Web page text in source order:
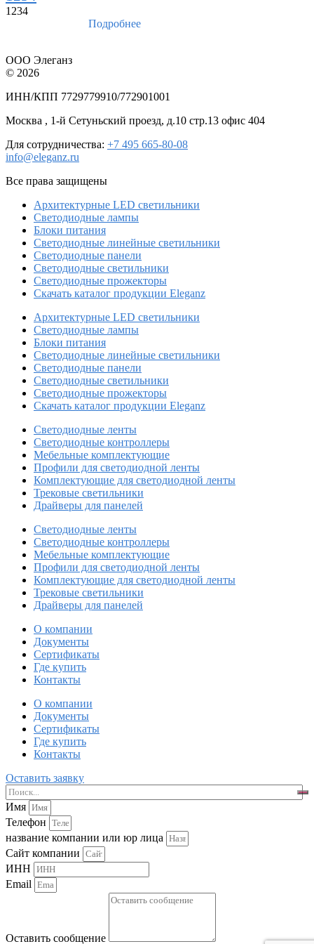
1234
Подробнее
ООО Элеганз
© 2026
ИНН/КПП 7729779910/772901001
Москва , 1-й Сетуньский проезд, д.10 стр.13 офис 404
Для сотрудничества: +7 495 665-80-08
info@eleganz.ru
Все права защищены
Архитектурные LED светильники
Светодиодные лампы
Блоки питания
Светодиодные линейные светильники
Светодиодные панели
Светодиодные светильники
Светодиодные прожекторы
Скачать каталог продукции Eleganz
Архитектурные LED светильники
Светодиодные лампы
Блоки питания
Светодиодные линейные светильники
Светодиодные панели
Светодиодные светильники
Светодиодные прожекторы
Скачать каталог продукции Eleganz
Светодиодные ленты
Светодиодные контроллеры
Мебельные комплектующие
Профили для светодиодной ленты
Комплектующие для светодиодной ленты
Трековые светильники
Драйверы для панелей
Светодиодные ленты
Светодиодные контроллеры
Мебельные комплектующие
Профили для светодиодной ленты
Комплектующие для светодиодной ленты
Трековые светильники
Драйверы для панелей
О компании
Документы
Сертификаты
Где купить
Контакты
О компании
Документы
Сертификаты
Где купить
Контакты
Оставить заявку
Имя
Телефон
название компании или юр лица
Сайт компании
ИНН
Email
Оставить сообщение